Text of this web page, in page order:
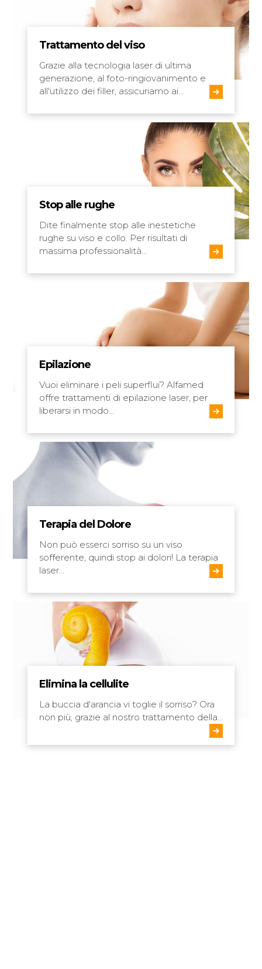
Trattamento del viso
Grazie alla tecnologia laser di ultima
generazione, al foto-ringiovanimento e
all'utilizzo dei filler, assicuriamo ai…
Stop alle rughe
Dite finalmente stop alle inestetiche
rughe su viso e collo. Per risultati di
massima professionalità…
Epilazione
Vuoi eliminare i peli superflui? Alfamed
offre trattamenti di epilazione laser, per
liberarsi in modo…
Terapia del Dolore
Non può esserci sorriso su un viso
sofferente, quindi stop ai dolori! La terapia
laser…
Elimina la cellulite
La buccia d'arancia vi toglie il sorriso? Ora
non più, grazie al nostro trattamento della…